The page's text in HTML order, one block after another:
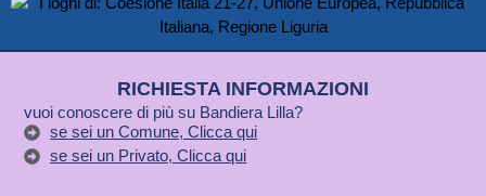
RICHIESTA INFORMAZIONI
vuoi conoscere di più su Bandiera Lilla?
se sei un Comune, Clicca qui
se sei un Privato, Clicca qui